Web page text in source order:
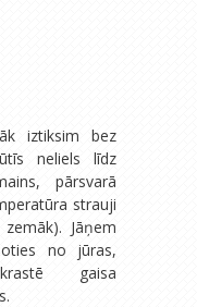
iztiksim bez
neliels līdz
pārsvarā
strauji
Jāņem
no jūras,
gaisa